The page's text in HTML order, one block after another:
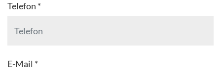
Telefon *
E-Mail *